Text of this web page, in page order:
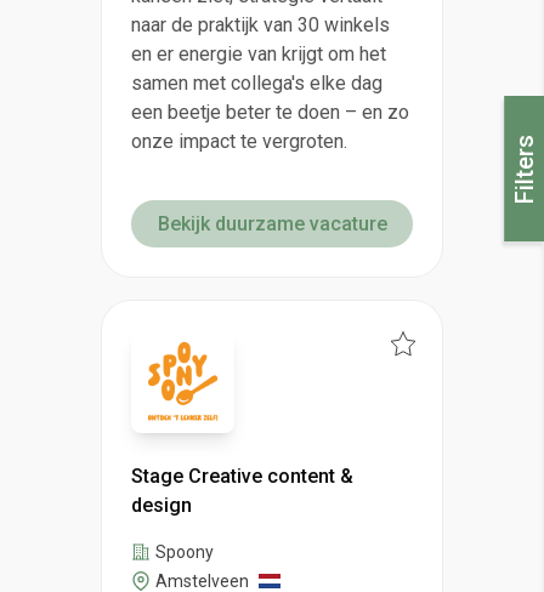
Filters
naar de praktijk van 30 winkels
en er energie van krijgt om het
samen met collega's elke dag
een beetje beter te doen – en zo
onze impact te vergroten.
Bekijk duurzame vacature
Stage Creative content &
design
Spoony
Amstelveen